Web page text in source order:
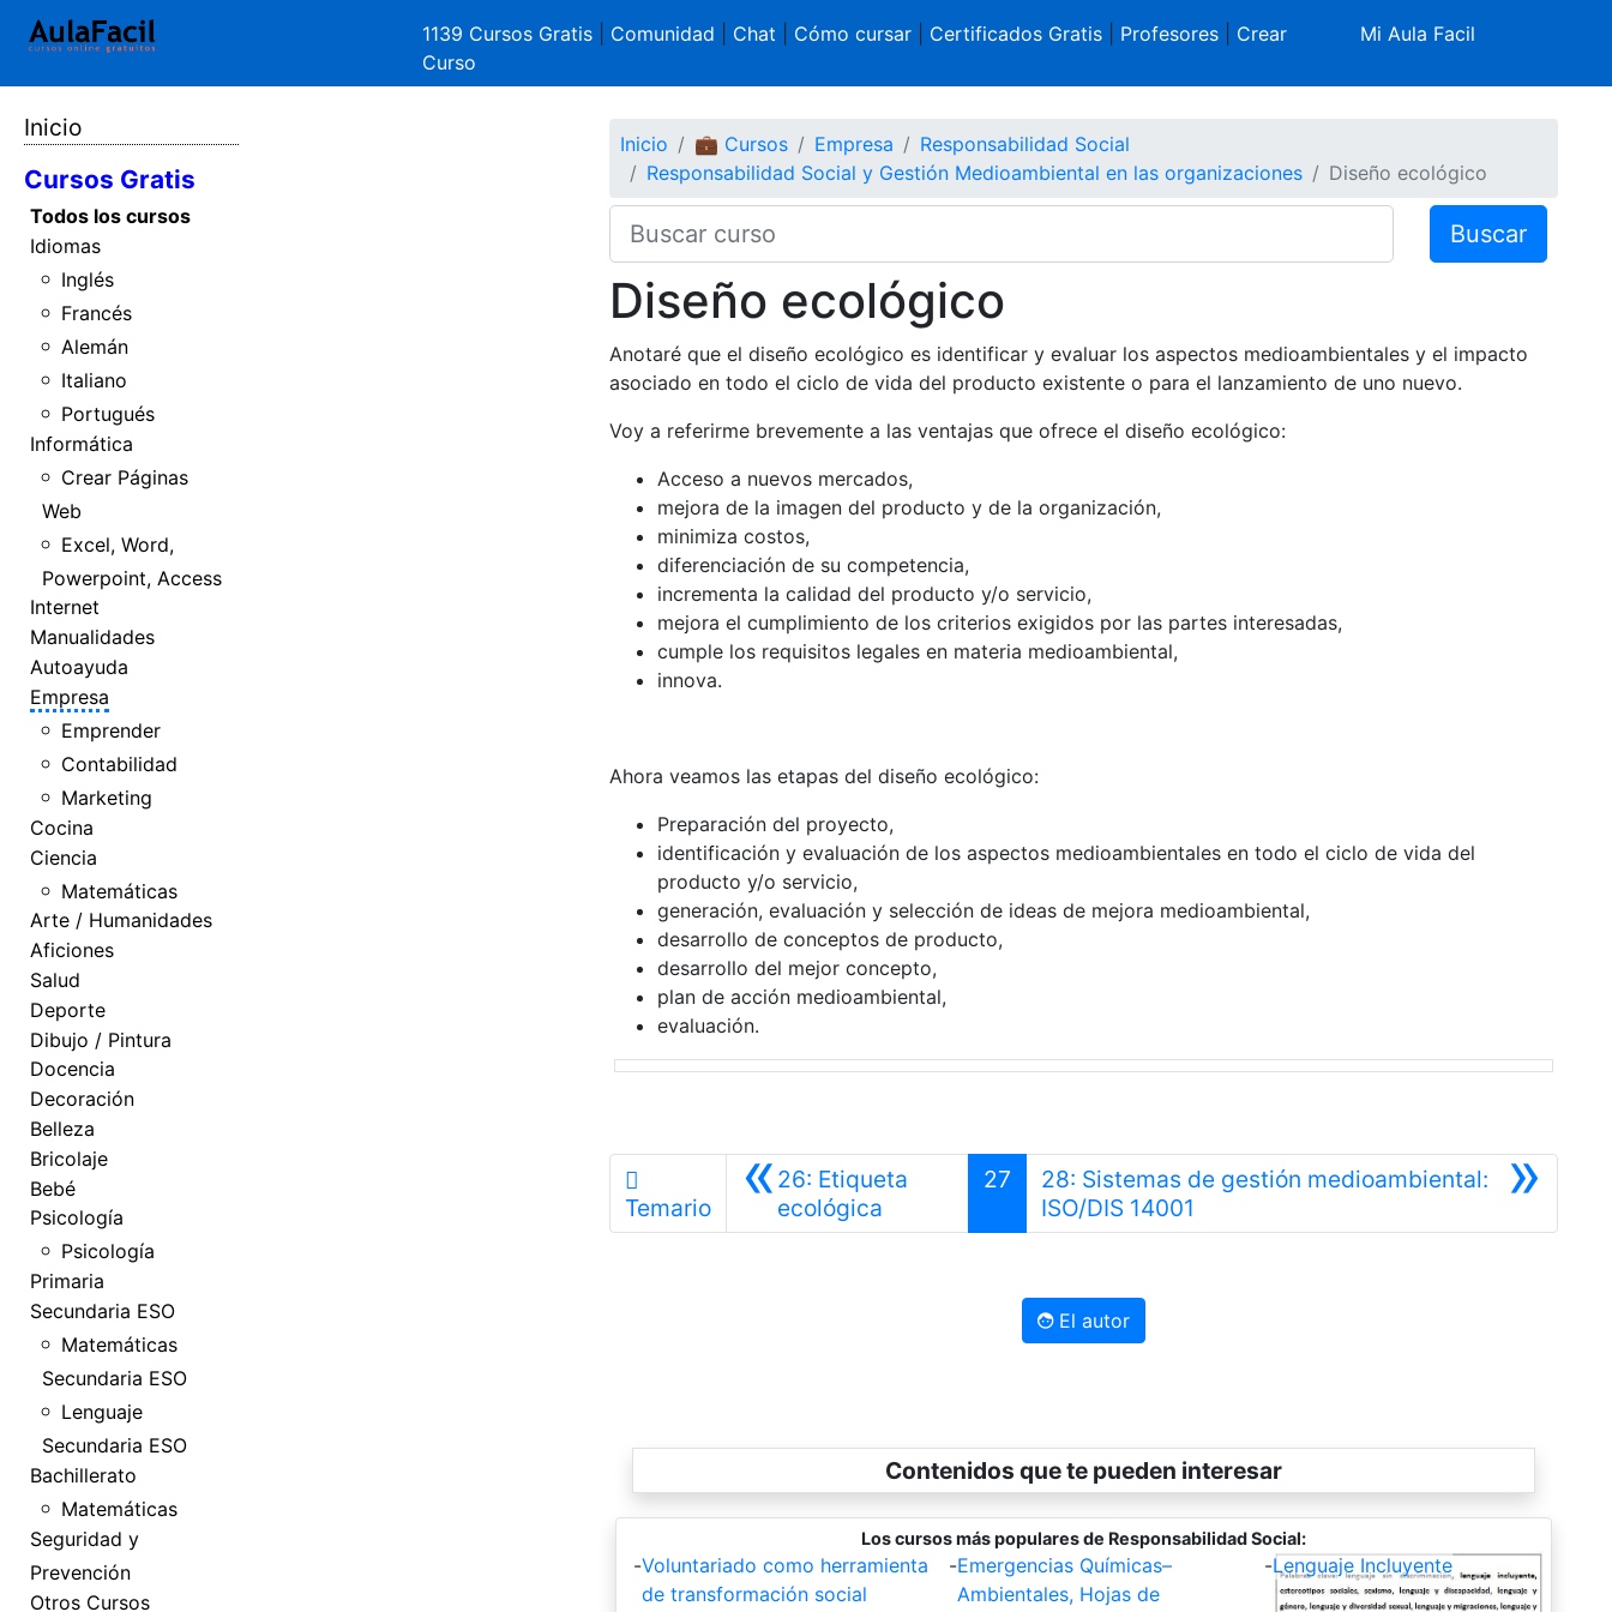
1139 Cursos Gratis Comunidad Chat Cómo cursar| Certificados Gratis| Profesores| Crear
Curso
Mi Aula Facil
Inicio
Cursos Gratis
Todos los cursos
Idiomas
Inglés
Francés
Alemán
Italiano
Portugués
Informática
Crear Páginas
Web
Excel, Word,
Powerpoint, Access
Internet
Manualidades
Autoayuda
Empresa
Emprender
Contabilidad
Marketing
Cocina
Ciencia
Matemáticas
Arte / Humanidades
Aficiones
Salud
Deporte
Dibujo / Pintura
Docencia
Decoración
Belleza
Bricolaje
Bebé
Psicología
Psicología
Primaria
Secundaria ESO
Matemáticas
Secundaria ESO
Lenguaje
Secundaria ESO
Bachillerato
Matemáticas
Seguridad y
Prevención
Otros Cursos
Inicio 💼 Cursos Empresa
Responsabilidad Social
Responsabilidad Social y Gestión Medioambiental en las organizaciones
Diseño ecológico
Buscar
Diseño ecológico
Anotaré que el diseño ecológico es identificar y evaluar los aspectos medioambientales y el impacto
asociado en todo el ciclo de vida del producto existente o para el lanzamiento de uno nuevo.
Voy a referirme brevemente a las ventajas que ofrece el diseño ecológico:
Acceso a nuevos mercados,
mejora de la imagen del producto y de la organización,
minimiza costos,
diferenciación de su competencia,
incrementa la calidad del producto y/o servicio,
mejora el cumplimiento de los criterios exigidos por las partes interesadas,
cumple los requisitos legales en materia medioambiental,
innova.
Ahora veamos las etapas del diseño ecológico:
Preparación del proyecto,
identificación y evaluación de los aspectos medioambientales en todo el ciclo de vida del
producto y/o servicio,
generación, evaluación y selección de ideas de mejora medioambiental,
desarrollo de conceptos de producto,
desarrollo del mejor concepto,
plan de acción medioambiental,
evaluación.
Temario «26: Etiqueta
ecológicaAnterior
27 »
28: Sistemas de gestión medioambiental:
ISO/DIS 14001
El autor
Contenidos que te pueden interesar
Los cursos más populares de Responsabilidad Social:
-Voluntariado como herramienta
de transformación social
-Emergencias Químicas–
Ambientales, Hojas de
-Lenguaje Incluyente